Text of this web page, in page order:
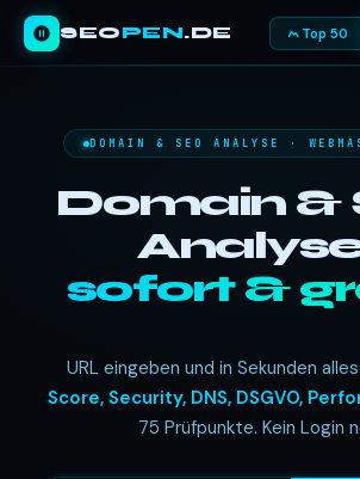
SEOPEN.DE Top 50
DOMAIN & SEO ANALYSE ·
Domain &
sofort &
URL eingeben und in Sekunden
Score, Security, DNS, DSGVO,
75 Prüfpunkte. Kein Login